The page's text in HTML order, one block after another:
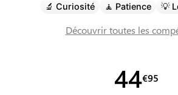
🔬 Curiosité 🧘 Patience 💡
Découvrir toutes les
44€95